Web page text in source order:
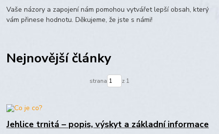
Vaše názory a zapojení nám pomohou vytvářet lepší obsah, který
vám přinese hodnotu. Děkujeme, že jste s námi!
Nejnovější články
strana z 1
Jehlice trnitá – popis, výskyt a základní informace